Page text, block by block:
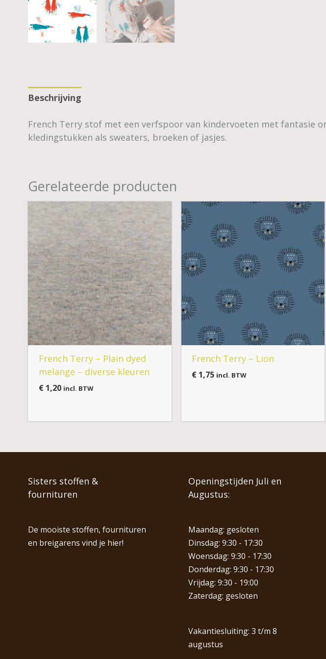
Beschrijving
French Terry stof met een verfspoor van kindervoeten met fantasie
kledingstukken als sweaters, broeken of jasjes.
Gerelateerde producten
French Terry – Plain dyed
melange – diverse kleuren
€1,20 incl. BTW
French Terry – Lion
€ 1,75 incl. BTW
Sisters stoffen &
fournituren
De mooiste stoffen, fournituren
en breigarens vind je hier!
Openingstijden Juli en
Augustus:
Maandag: gesloten
Dinsdag: 9:30 - 17:30
Woensdag: 9:30 - 17:30
Donderdag: 9:30 - 17:30
Vrijdag: 9:30 - 19:00
Zaterdag: gesloten
Vakantiesluiting: 3 t/m 8
augustus